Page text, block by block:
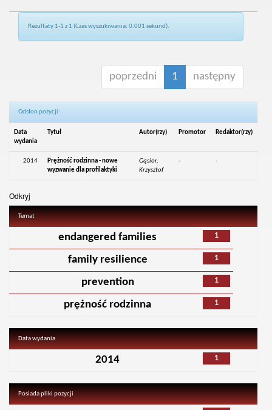
Rezultaty 1-1 z 1 (Czas wyszukiwania: 0.001 sekund).
poprzedni 1 następny
Odsłon pozycji:
Data
wydania
Tytuł Autor(rzy) Promotor Redaktor(rzy)
2014
Prężność rodzinna - nowe
wyzwanie dla profilaktyki
Gąsior,
Krzysztof
- -
Odkryj
Temat
1
endangered families
1
family resilience
1
prevention
1
prężność rodzinna
Data wydania
1
2014
Posiada pliki pozycji